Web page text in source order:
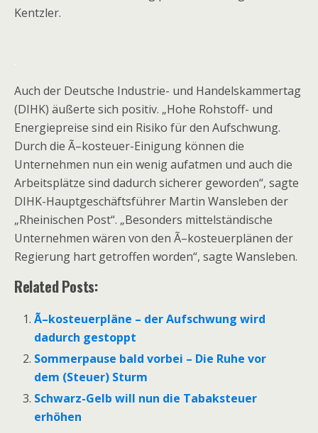
Kentzler.
Auch der Deutsche Industrie- und Handelskammertag
(DIHK) äußerte sich positiv. „Hohe Rohstoff- und
Energiepreise sind ein Risiko für den Aufschwung.
Durch die Ã–kosteuer-Einigung können die
Unternehmen nun ein wenig aufatmen und auch die
Arbeitsplätze sind dadurch sicherer geworden“, sagte
DIHK-Hauptgeschäftsführer Martin Wansleben der
„Rheinischen Post“. „Besonders mittelständische
Unternehmen wären von den Ã–kosteuerplänen der
Regierung hart getroffen worden“, sagte Wansleben.
Related Posts:
Ã–kosteuerpläne – der Aufschwung wird
dadurch gestoppt
Sommerpause bald vorbei – Die Ruhe vor
dem (Steuer) Sturm
Schwarz-Gelb will nun die Tabaksteuer
erhöhen